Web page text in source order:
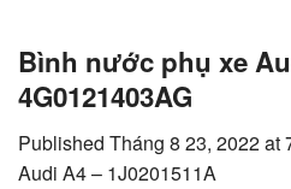
Bình nước phụ xe
4G0121403AG
Published Tháng 8 23, 2022at
Audi A4 – 1J0201511A